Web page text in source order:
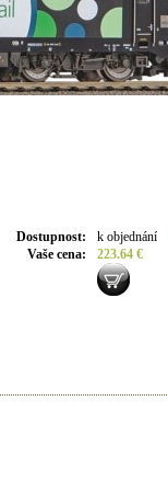
Dostupnost:
k objednání
Vaše cena: 223.64 €